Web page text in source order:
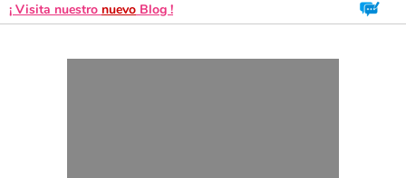
¡ Visita nuestro nuevo Blog !